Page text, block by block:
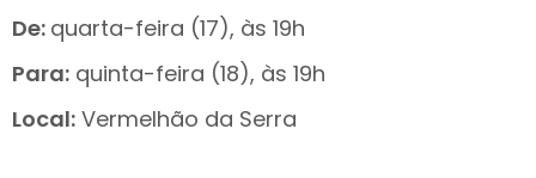
De: quarta-feira (17), às 19h
Para: quinta-feira (18), às 19h
Local: Vermelhão da Serra